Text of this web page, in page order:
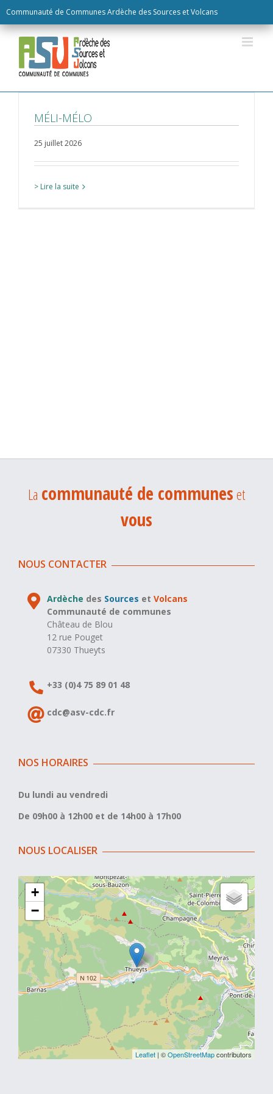
Communauté de Communes Ardèche des Sources et Volcans
to
content
MÉLI-MÉLO
25 juillet 2026
> Lire la suite
La communauté de communeset
vous
NOUS CONTACTER
Ardèche des Sources etVolcans
Communauté de communes
Château de Blou
12 rue Pouget
07330 Thueyts
+33 (0)4 75 89 01 48
cdc@asv-cdc.fr
NOS HORAIRES
Du lundi au vendredi
De 09h00 à 12h00 et de 14h00 à 17h00
NOUS LOCALISER
+
−
Leaflet | ©OpenStreetMapcontributors